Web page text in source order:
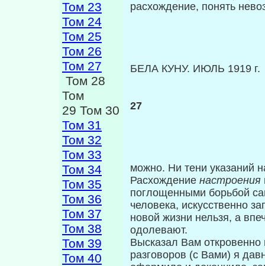
Том 23
Том 24
Том 25
Том 26
Том 27
Том 28
Том
29 Том 30
Том 31
Том 32
Том 33
Том 34
Том 35
Том 36
Том 37
Том 38
Том 39
Том 40
расхождение, понять
БЕЛА КУНУ. ИЮЛЬ 1919 г.
27
можно. Ни тени указаний
Расхождение на­строения
поглощенными борьбой
человека, искусственно
новой жизни нельзя, а
одолевают.
Высказал Вам
разговоров (с Вами) я